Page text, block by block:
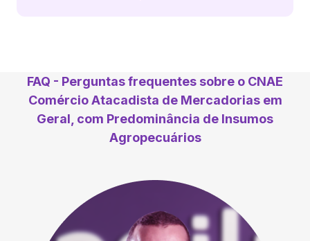
FAQ - Perguntas frequentes sobre o CNAE
Comércio Atacadista de Mercadorias em
Geral, com Predominância de Insumos
Agropecuários